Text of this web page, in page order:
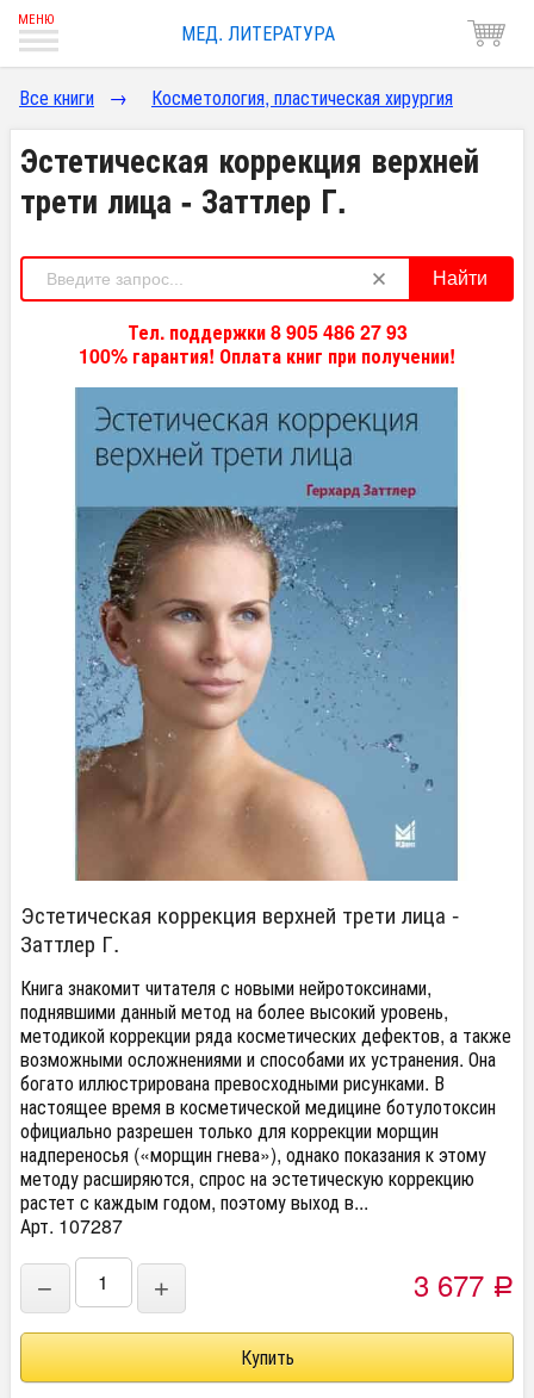
МЕД. ЛИТЕРАТУРА
Все книги → Косметология, пластическая хирургия
Эстетическая коррекция верхней
трети лица - Заттлер Г.
Найти
Тел. поддержки 8 905 486 27 93
100% гарантия! Оплата книг при получении!
Эстетическая коррекция верхней трети лица -
Заттлер Г.
Книга знакомит читателя с новыми нейротоксинами,
поднявшими данный метод на более высокий уровень,
методикой коррекции ряда косметических дефектов, а также
возможными осложнениями и способами их устранения. Она
богато иллюстрирована превосходными рисунками. В
настоящее время в косметической медицине ботулотоксин
официально разрешен только для коррекции морщин
надпереносья («морщин гнева»), однако показания к этому
методу расширяются, спрос на эстетическую коррекцию
растет с каждым годом, поэтому выход в...
Арт. 107287
− + 3 677 Р